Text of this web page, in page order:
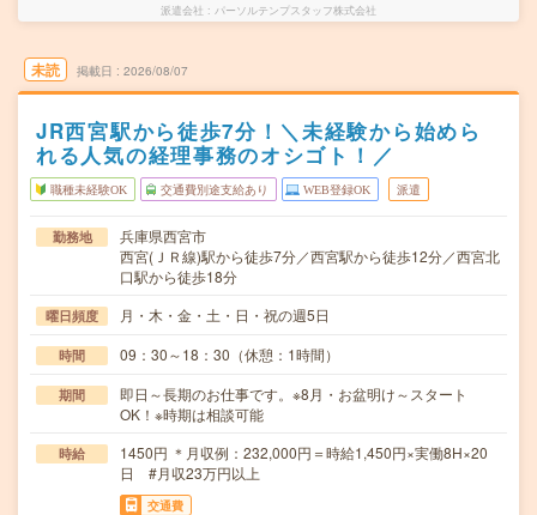
派遣会社 パーソルテンプスタッフ株式会社
未読 掲載日 2026/08/07
JR西宮駅から徒歩7分！＼未経験から始めら
れる人気の経理事務のオシゴト！／
職種未経験OK 交通費別途支給あり WEB登録OK 派遣
勤務地
兵庫県西宮市
西宮(ＪＲ線)駅から徒歩7分／西宮駅から徒歩12分／西宮北
口駅から徒歩18分
曜日頻度 月・木・金・土・日・祝の週5日
時間 09：30～18：30（休憩：1時間）
期間
即日～長期のお仕事です。※8月・お盆明け～スタート
OK！※時期は相談可能
時給
1450円 ＊月収例：232,000円＝時給1,450円×実働8H×20
日 #月収23万円以上
交通費